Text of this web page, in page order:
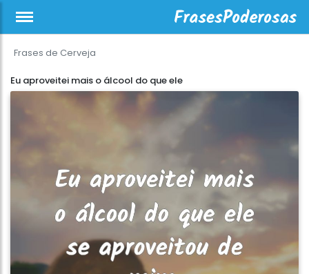
Frases de Cerveja
Eu aproveitei mais o álcool do que ele